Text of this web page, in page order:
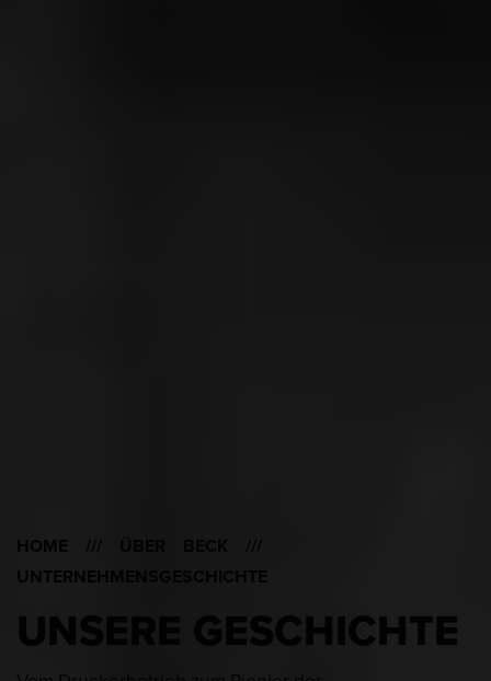
HOME ///
///
UNTERNEHMENSGESCHICHTE
UNSERE GESCHICHTE